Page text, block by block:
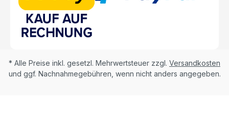
* Alle Preise inkl. gesetzl. Mehrwertsteuer zzgl. Versandkosten
und ggf. Nachnahmegebühren, wenn nicht anders angegeben.